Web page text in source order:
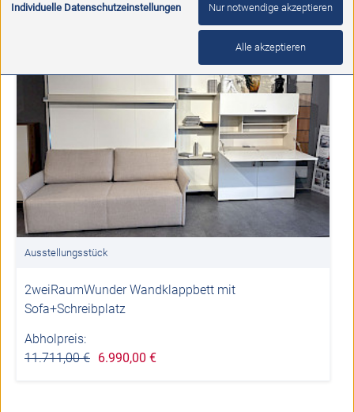
Ausstellungsstück
2weiRaumWunder Wandklappbett mit
Sofa+Schreibplatz
Abholpreis:
11.711,00 € 6.990,00 €
Individuelle Datenschutzeinstellungen Nur notwendige akzeptieren
Alle akzeptieren